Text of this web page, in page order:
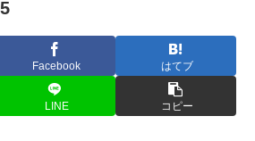
Facebook はてブ
LINE コピー